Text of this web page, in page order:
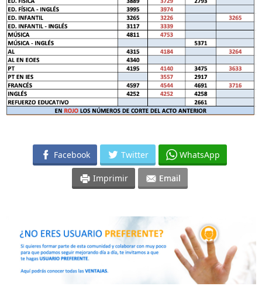
Facebook Twitter WhatsApp
Imprimir Email